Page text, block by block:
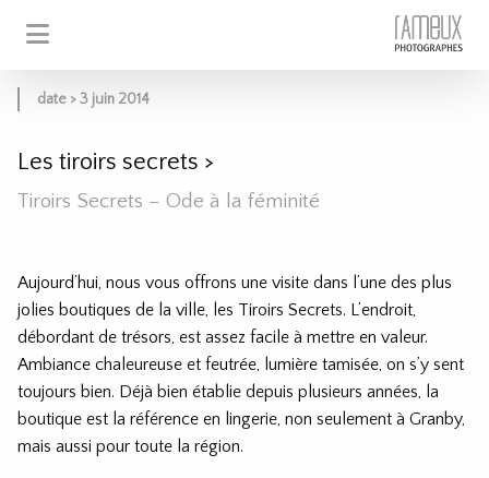
date > 3 juin 2014
Les tiroirs secrets >
Tiroirs Secrets – Ode à la féminité
Aujourd’hui, nous vous offrons une visite dans l’une des plus
jolies boutiques de la ville, les Tiroirs Secrets. L’endroit,
débordant de trésors, est assez facile à mettre en valeur.
Ambiance chaleureuse et feutrée, lumière tamisée, on s’y sent
toujours bien. Déjà bien établie depuis plusieurs années, la
boutique est la référence en lingerie, non seulement à Granby,
mais aussi pour toute la région.